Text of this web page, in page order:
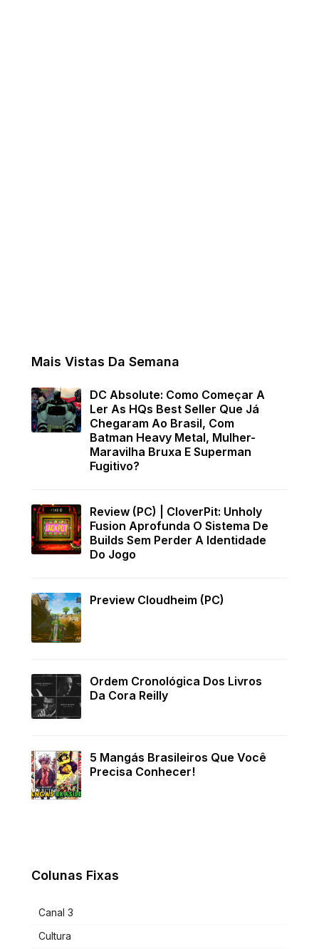
Mais Vistas Da Semana
DC Absolute: Como Começar A
Ler As HQs Best Seller Que Já
Chegaram Ao Brasil, Com
Batman Heavy Metal, Mulher-
Maravilha Bruxa E Superman
Fugitivo?
Review (PC) | CloverPit: Unholy
Fusion Aprofunda O Sistema De
Builds Sem Perder A Identidade
Do Jogo
Preview Cloudheim (PC)
Ordem Cronológica Dos Livros
Da Cora Reilly
5 Mangás Brasileiros Que Você
Precisa Conhecer!
Colunas Fixas
Canal 3
Cultura